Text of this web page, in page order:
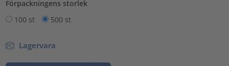
Förpackningens storlek
100 st
500 st
Lagervara